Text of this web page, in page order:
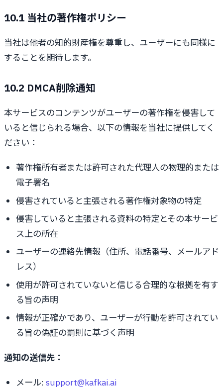
10.1 当社の著作権ポリシー
当社は他者の知的財産権を尊重し、ユーザーにも同様に
することを期待します。
10.2 DMCA削除通知
本サービスのコンテンツがユーザーの著作権を侵害して
いると信じられる場合、以下の情報を当社に提供してく
ださい：
著作権所有者または許可された代理人の物理的または
電子署名
侵害されていると主張される著作権対象物の特定
侵害していると主張される資料の特定とその本サービ
ス上の所在
ユーザーの連絡先情報（住所、電話番号、メールアド
レス）
使用が許可されていないと信じる合理的な根拠を有す
る旨の声明
情報が正確かであり、ユーザーが行動を許可されてい
る旨の偽証の罰則に基づく声明
通知の送信先：
メール: support@kafkai.ai